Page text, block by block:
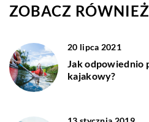
ZOBACZ RÓWNIEŻ
20 lipca 2021
Jak odpowiednio
kajakowy?